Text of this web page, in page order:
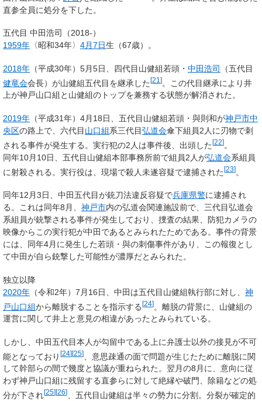
直参全員に処分を下した。
五代目 中田浩司（2018-）
1959年 〈昭和34年〉 4月7日生（67歳） 。
2018年 （平成30年）5月5日、四代目山健組若頭・ 中田浩司
（五代目
健竜会会長）が山健組五代目を継承した[21 ]。この代目継承により井
上が神戸山口組と山健組のトップを兼務する状態が解消された。
2019年 （平成31年）4月18日、五代目山健組若頭・與則和が神戸市中
央区の路上で、六代目 山口組系三代目弘道会傘下組員2人に刃物で刺
される事件が発生する。実行犯の2人は事件後、出頭した[22]。
同年10月10日、五代目山健組本部事務所前で組員2人が弘道会系組員
に射殺される。実行役は、現場で殺人未遂容疑で逮捕された[23]。
同年12月3日、中田五代目が銃刀法違反容疑で兵庫県警に逮捕され
る。これは同年8月、 神戸市内の弘道会関連施設前で、三代目弘道会
系組員が銃撃される事件が発生しており、捜査の結果、防犯カメラの
映像からこの実行犯が中田であるとみられたためである。事件の背景
には、同年4月に発生した若頭・與の刺傷事件があり、この報復とし
て中田が自ら銃撃した可能性が濃厚だとみられた。
独立以降
2020年 （令和2年）7月16日、中田は五代目山健組執行部に対し、 神
戸山口組から離脱することを指示する[24]。離脱の背景に、山健組の
運営に関して井上と意見の相違があったとみられている。
しかし、中田五代目本人が勾留中である上に弁護士以外の接見が不可
能となっており [24][25]
、意思疎通の面で問題が生じたために離脱に関
して幹部らの間で幾度と協議が重ねられた。翌月の8月に、意向に従
わず神戸山口組に残留する直参らに対して絶縁や破門、除籍などの処
分が下され[25][26]
、五代目山健組は半々の勢力に分割。分裂が確定的